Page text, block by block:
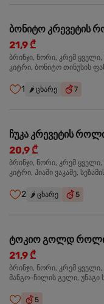
ბონიტო კრევეტის
21,9 ₾
ბრინჯი, ნორი, კრემ ყველი,
კიტრი, ბონიტო თინუსის
1 🌶️ ცხარე 7
ჩუკა კრევეტის
20,9 ₾
ბრინჯი, ნორი, კრემ ყველი,
კიტრი, ჰიაში ვაკამე,
2 🌶️ ცხარე 5
ტოკიო გოლდ
21,9 ₾
ბრინჯი, ნორი, კრემ
მანგო-ჩილის გელი, უნაგი
5